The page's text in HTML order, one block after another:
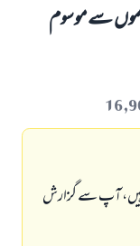
سے موسوم
ہيں، آپ سے گزارش